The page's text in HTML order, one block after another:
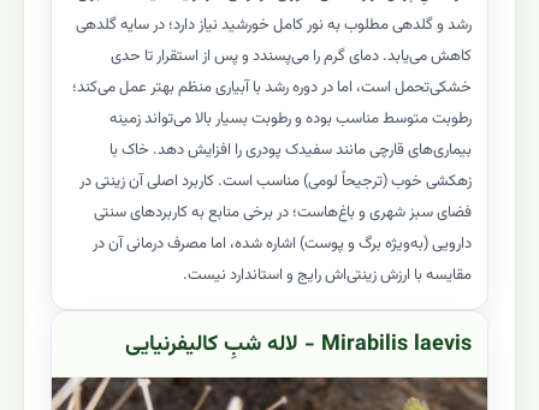
رشد و گلدهی مطلوب به نور کامل خورشید نیاز دارد؛ در سایه گلدهی
کاهش می‌یابد. دمای گرم را می‌پسندد و پس از استقرار تا حدی
خشکی‌تحمل است، اما در دوره رشد با آبیاری منظم بهتر عمل می‌کند؛
رطوبت متوسط مناسب بوده و رطوبت بسیار بالا می‌تواند زمینه
بیماری‌های قارچی مانند سفیدک پودری را افزایش دهد. خاک با
زهکشی خوب (ترجیحاً لومی) مناسب است. کاربرد اصلی آن زینتی در
فضای سبز شهری و باغ‌هاست؛ در برخی منابع به کاربردهای سنتی
دارویی (به‌ویژه برگ و پوست) اشاره شده، اما مصرف درمانی آن در
مقایسه با ارزش زینتی‌اش رایج و استاندارد نیست.
Mirabilis laevis - لاله شبِ کالیفرنیایی